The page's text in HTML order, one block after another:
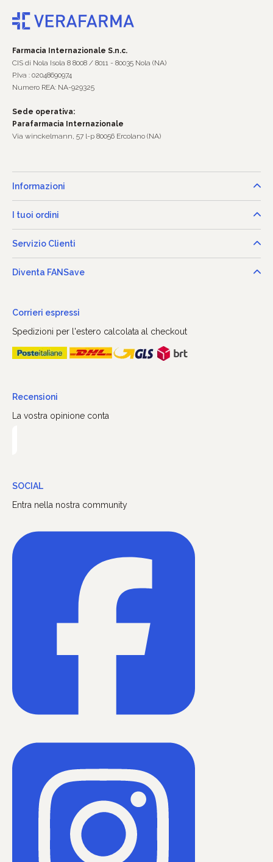
Farmacia Internazionale S.n.c.
CIS di Nola Isola 8 8008 / 8011 - 80035 Nola (NA)
P.Iva : 02048690974
Numero REA: NA-929325
Sede operativa:
Parafarmacia Internazionale
Via winckelmann, 57 l-p 80056 Ercolano (NA)
Informazioni
I tuoi ordini
Servizio Clienti
Diventa FANSave
Corrieri espressi
Spedizioni per l'estero calcolata al checkout
Recensioni
La vostra opinione conta
SOCIAL
Entra nella nostra community